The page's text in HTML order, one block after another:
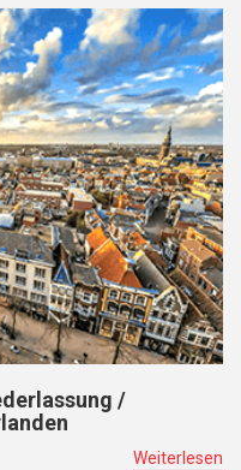
/
Weiterlesen